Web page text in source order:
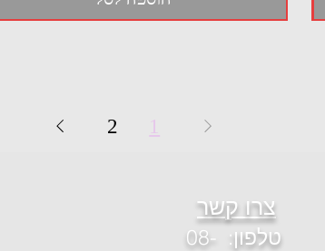
1
2
צרו קשר
טלפון
: 08-